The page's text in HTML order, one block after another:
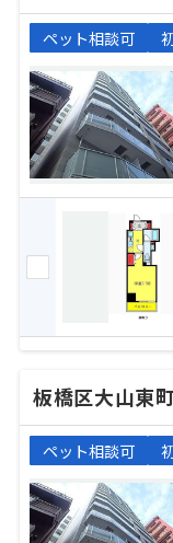
ペット相談可
板橋区大山東
ペット相談可